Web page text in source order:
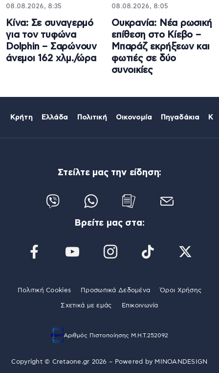
08.08.2026, 8:35
Κίνα: Σε συναγερμό
για τον τυφώνα
Dolphin – Σαρώνουν
άνεμοι 162 χλμ./ώρα
08.08.2026, 8:05
Ουκρανία: Νέα ρωσική
επίθεση στο Κίεβο –
Μπαράζ εκρήξεων και
φωτιές σε δύο
συνοικίες
Κρήτη Ελλάδα Πολιτική Οικονομία Πηγαδάκια
Στείλτε μας την είδηση:
Βρείτε μας στα:
Πολιτική Cookies Προσωπικά Δεδομένα Όροι Χρήσης
Σχετικά με εμάς Επικοινωνία
Αριθμός Πιστοποίησης Μ.Η.Τ.252092
Copyright © Cretaone.gr 2026 – Powered by MINOANDESIGN